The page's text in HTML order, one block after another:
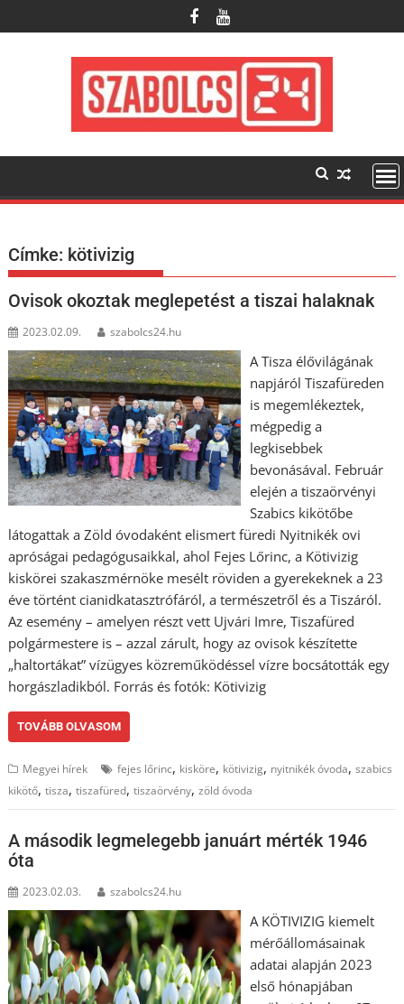
to
Címke: kötivizig
Ovisok okoztak meglepetést a tiszai halaknak
2023.02.09. szabolcs24.hu
A Tisza élővilágának
napjáról Tiszafüreden
is megemlékeztek,
mégpedig a
legkisebbek
bevonásával. Február
elején a tiszaörvényi
Szabics kikötőbe
látogattak a Zöld óvodaként elismert füredi Nyitnikék ovi
apróságai pedagógusaikkal, ahol Fejes Lőrinc, a Kötivizig
kiskörei szakaszmérnöke mesélt röviden a gyerekeknek a 23
éve történt cianidkatasztrófáról, a természetről és a Tiszáról.
Az esemény – amelyen részt vett Ujvári Imre, Tiszafüred
polgármestere is – azzal zárult, hogy az ovisok készítette
„haltortákat” vízügyes közreműködéssel vízre bocsátották egy
horgászladikból. Forrás és fotók: Kötivizig
TOVÁBB OLVASOM
Megyei hírek fejes lőrinc, kisköre, kötivizig, nyitnikék óvoda,szabics
kikötő,tisza,tiszafüred,tiszaörvény,zöld óvoda
A második legmelegebb januárt mérték 1946
óta
2023.02.03. szabolcs24.hu
A KÖTIVIZIG kiemelt
mérőállomásainak
adatai alapján 2023
első hónapjában